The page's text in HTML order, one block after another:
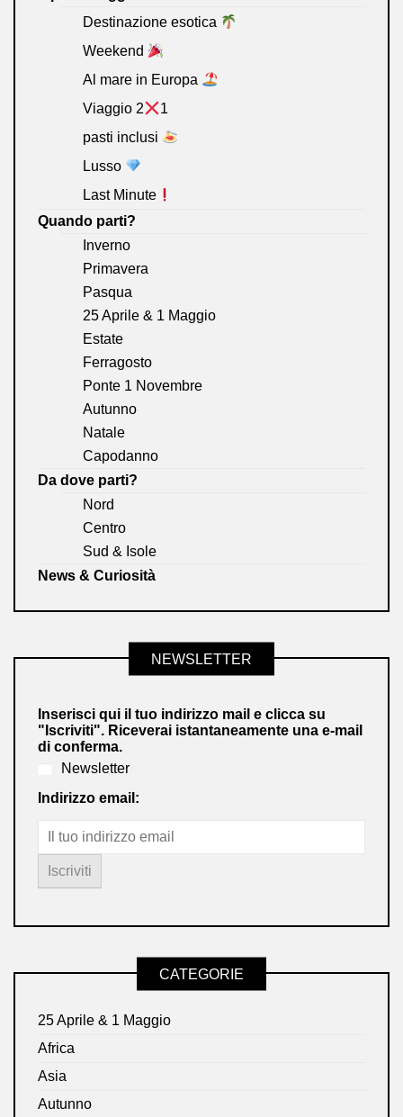
Destinazione esotica
Weekend
Al mare in Europa
Viaggio 2
1
pasti inclusi
Lusso
Last Minute
Quando parti?
Inverno
Primavera
Pasqua
25 Aprile & 1 Maggio
Estate
Ferragosto
Ponte 1 Novembre
Autunno
Natale
Capodanno
Da dove parti?
Nord
Centro
Sud & Isole
News & Curiosità
NEWSLETTER
Inserisci qui il tuo indirizzo mail e clicca su
"Iscriviti". Riceverai istantaneamente una e-mail
di conferma.
Newsletter
Indirizzo email:
CATEGORIE
25 Aprile & 1 Maggio
Africa
Asia
Autunno